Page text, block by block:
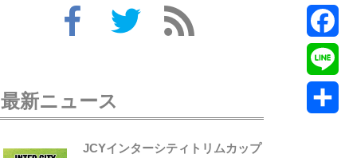
最新ニュース
JCYインターシティトリムカップ
Line